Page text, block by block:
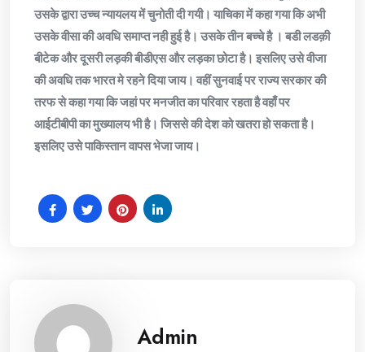
उसके द्वारा उच्च न्यायलय में चुनोती दी गयी। याचिका में कहा गया कि अभी
उसके वीसा की अवधि समाप्त नही हुई है। उसके तीन बच्चे है । बडी लडक़ी
बीटेक और दूसरी लड़की बीडीएस और लड़का छोटा है। इसलिए उसे वीजा
की अवधि तक भारत मे रहने दिया जाय। वहीं सुनवाई पर राज्य सरकार की
तरफ से कहा गया कि जहां पर मनजीत का परिवार रहता है वहाँ पर
आईटीबीपी का मुख्यालय भी है। जिससे की देश को खतरा हो सकता है।
इसलिए उसे पाकिस्तान वापस भेजा जाय।
Admin